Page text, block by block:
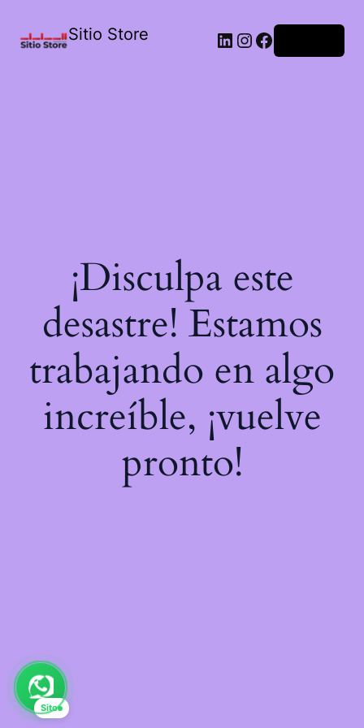
Sitio Store
¡Disculpa este
desastre! Estamos
trabajando en algo
increíble, ¡vuelve
pronto!
Sito